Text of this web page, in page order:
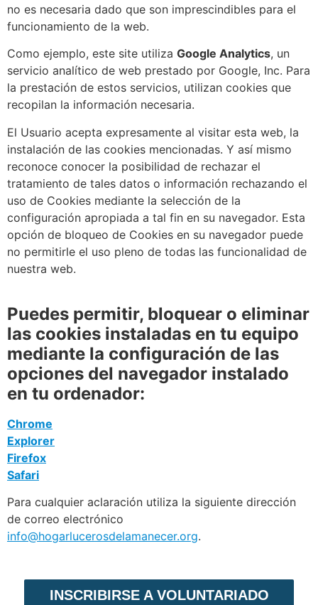
no es necesaria dado que son imprescindibles para el
funcionamiento de la web.
Como ejemplo, este site utiliza Google Analytics, un
servicio analítico de web prestado por Google, Inc. Para
la prestación de estos servicios, utilizan cookies que
recopilan la información necesaria.
El Usuario acepta expresamente al visitar esta web, la
instalación de las cookies mencionadas. Y así mismo
reconoce conocer la posibilidad de rechazar el
tratamiento de tales datos o información rechazando el
uso de Cookies mediante la selección de la
configuración apropiada a tal fin en su navegador. Esta
opción de bloqueo de Cookies en su navegador puede
no permitirle el uso pleno de todas las funcionalidad de
nuestra web.
Puedes permitir, bloquear o eliminar
las cookies instaladas en tu equipo
mediante la configuración de las
opciones del navegador instalado
en tu ordenador:
Chrome
Explorer
Firefox
Safari
Para cualquier aclaración utiliza la siguiente dirección
de correo electrónico
info@hogarlucerosdelamanecer.org.
INSCRIBIRSE A VOLUNTARIADO